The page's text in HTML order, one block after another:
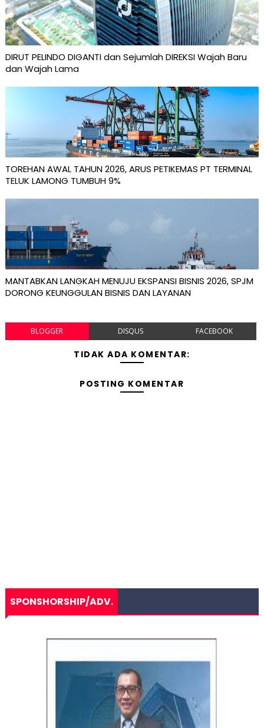
DIRUT PELINDO DIGANTI dan Sejumlah DIREKSI Wajah Baru
dan Wajah Lama
TOREHAN AWAL TAHUN 2026, ARUS PETIKEMAS PT TERMINAL
TELUK LAMONG TUMBUH 9%
MANTABKAN LANGKAH MENUJU EKSPANSI BISNIS 2026, SPJM
DORONG KEUNGGULAN BISNIS DAN LAYANAN
BLOGGER DISQUS FACEBOOK
TIDAK ADA KOMENTAR:
POSTING KOMENTAR
SPONSHORSHIP/ADV.